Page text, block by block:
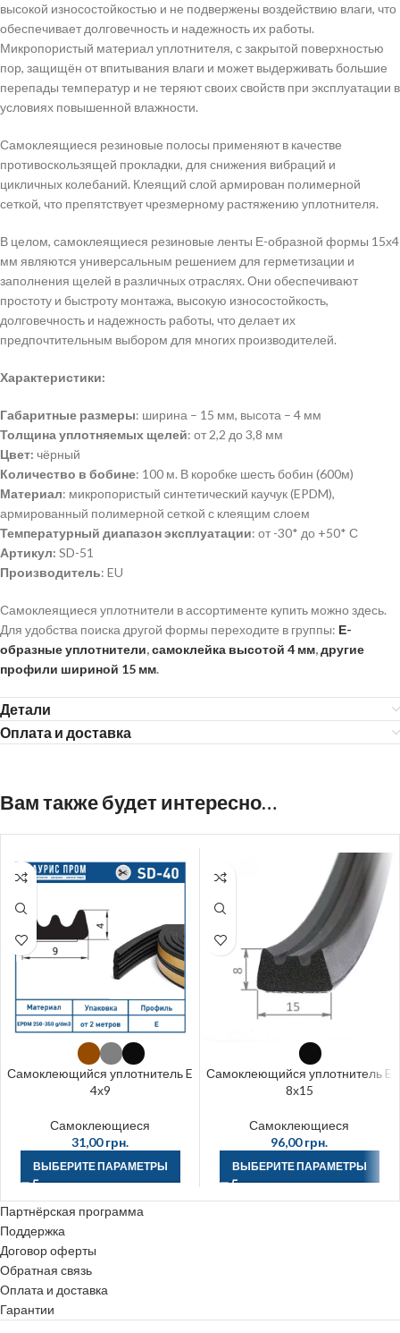
высокой износостойкостью и не подвержены воздействию влаги, что
обеспечивает долговечность и надежность их работы.
Микропористый материал уплотнителя, с закрытой поверхностью
пор, защищён от впитывания влаги и может выдерживать большие
перепады температур и не теряют своих свойств при эксплуатации в
условиях повышенной влажности.
Самоклеящиеся резиновые полосы применяют в качестве
противоскользящей прокладки, для снижения вибраций и
цикличных колебаний. Клеящий слой армирован полимерной
сеткой, что препятствует чрезмерному растяжению уплотнителя.
В целом, самоклеящиеся резиновые ленты Е-образной формы 15х4
мм являются универсальным решением для герметизации и
заполнения щелей в различных отраслях. Они обеспечивают
простоту и быстроту монтажа, высокую износостойкость,
долговечность и надежность работы, что делает их
предпочтительным выбором для многих производителей.
Характеристики:
Габаритные размеры: ширина – 15 мм, высота – 4 мм
Толщина уплотняемых щелей: от 2,2 до 3,8 мм
Цвет: чёрный
Количество в бобине: 100 м. В коробке шесть бобин (600м)
Материал: микропористый синтетический каучук (EPDM),
армированный полимерной сеткой с клеящим слоем
Температурный диапазон эксплуатации: от -30* до +50* С
Артикул: SD-51
Производитель: EU
Самоклеящиеся уплотнители в ассортименте купить можно здесь.
Для удобства поиска другой формы переходите в группы: Е-
образные уплотнители,самоклейка высотой 4 мм,другие
профили шириной 15 мм.
Детали
Оплата и доставка
Вам также будет интересно…
Самоклеющийся уплотнитель E
4х9
Самоклеющиеся
31,00грн.
ВЫБЕРИТЕ ПАРАМЕТРЫ
Самоклеющийся уплотнитель E
8х15
Самоклеющиеся
96,00грн.
ВЫБЕРИТЕ ПАРАМЕТРЫ
Партнёрская программа
Поддержка
Договор оферты
Обратная связь
Оплата и доставка
Гарантии